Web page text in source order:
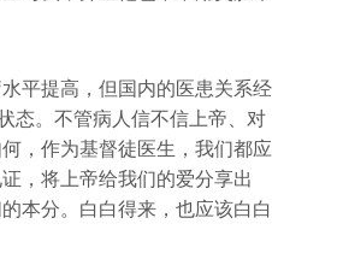
平提高，但国内的医患关系经
态。不管病人信不信上帝、对
，作为基督徒医生，我们都应
，将上帝给我们的爱分享出
本分。白白得来，也应该白白